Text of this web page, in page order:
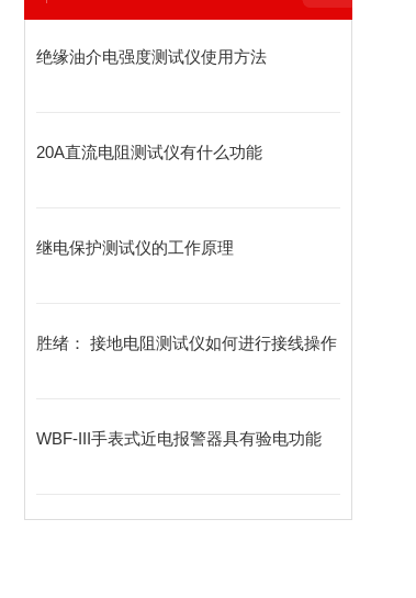
绝缘油介电强度测试仪使用方法
20A直流电阻测试仪有什么功能
继电保护测试仪的工作原理
胜绪： 接地电阻测试仪如何进行接线操作
WBF-III手表式近电报警器具有验电功能